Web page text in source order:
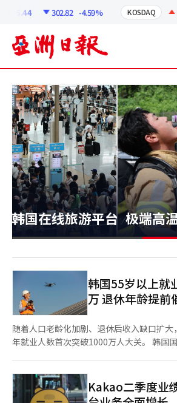
302.82 -4.59% KOSDAQ
市场
极端高温天气致韩国中暑
韩国55岁以上就
万 退休年龄提前
随着人口老龄化加剧、退休后收入缺口扩
年就业人数首次突破1000万人大关。 韩国国家数据处近日发布的
人，创下自2005年该统计开始以来的历史
扩大带动，该年龄段就业率为59.5%，与去年同
Kakao二季度业